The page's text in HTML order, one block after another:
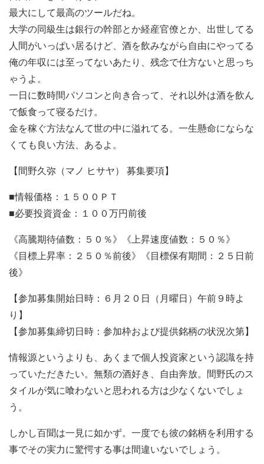
最大にして最高のツールだね。
大学の同級生は銀行の幹部とか経産官僚とか、出世してる
人間がいっぱい居るけど、酒を飲みながら自由にやってる
俺の年収には至ってないあたり、残念で仕方ないと思っち
ゃうよ。
一日に数時間パソコンと向き合って、それ以外は酒を飲ん
で飯食って寝るだけ。
金を稼ぐ方法なんて世の中に溢れてる。一生懸命にならな
くても良い方法、あるよ。
【間野久弥（マノ ヒサヤ） 募集要項】
■情報価格：１５００ＰＴ
■必要投資資金：１００万円前後
《高騰期待値数：５０％》《上昇速度値数：５０％》
《目標上昇率：２５０％前後》《目標保有期間：２５日前
後》
【参加募集開始日時：６月２０日（月曜日）午前９時よ
り】
【参加募集締切日時：参加枠および提供銘柄の状況次第】
情報源というよりも、あくまで個人投資家という認識を持
っていただきたい。無類の酒好き、自由奔放。間野氏のス
タイルが気に喰わないと思われる方は少なくないでしょ
う。
しかし百聞は一見に如かず。一度でも彼の銘柄を利用する
事でその実力に驚愕する事は間違いないでしょう。